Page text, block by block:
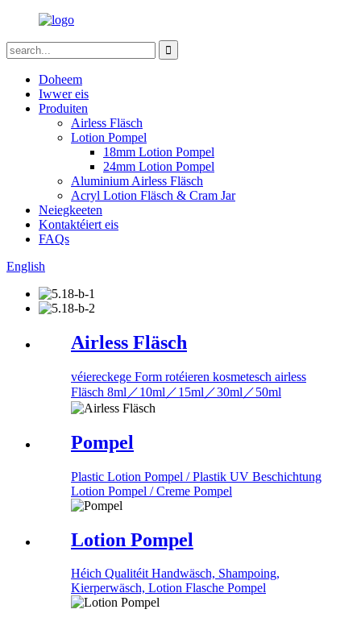
Doheem
Iwwer eis
Produiten
Airless Fläsch
Lotion Pompel
18mm Lotion Pompel
24mm Lotion Pompel
Aluminium Airless Fläsch
Acryl Lotion Fläsch & Cram Jar
Neiegkeeten
Kontaktéiert eis
FAQs
English
Airless Fläsch
véiereckege Form rotéieren kosmetesch airless
Fläsch 8ml／10ml／15ml／30ml／50ml
Pompel
Plastic Lotion Pompel / Plastik UV Beschichtung
Lotion Pompel / Creme Pompel
Lotion Pompel
Héich Qualitéit Handwäsch, Shampoing,
Kierperwäsch, Lotion Flasche Pompel